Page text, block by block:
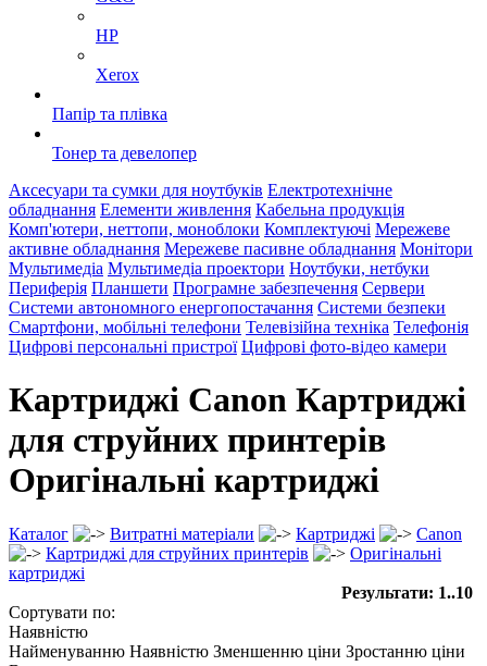
HP
Xerox
Папір та плівка
Тонер та девелопер
Аксесуари та сумки для ноутбуків Електротехнічне
обладнання Елементи живлення Кабельна продукція
Комп'ютери, неттопи, моноблоки Комплектуючі Мережеве
активне обладнання Мережеве пасивне обладнання Монітори
Мультимедіа Мультимедіа проектори Ноутбуки, нетбуки
Периферія Планшети Програмне забезпечення Сервери
Системи автономного енергопостачання Системи безпеки
Смартфони, мобільні телефони Телевізійна техніка Телефонія
Цифрові персональні пристрої Цифрові фото-відео камери
Картриджі Canon Картриджі
для струйних принтерів
Оригінальні картриджі
Каталог Витратні матеріали Картриджі
Canon
Картриджі для струйних принтерів
Оригінальні
картриджі
Результати: 1..10
Сортувати по:
Наявністю
Найменуванню Наявністю Зменшенню ціни Зростанню ціни